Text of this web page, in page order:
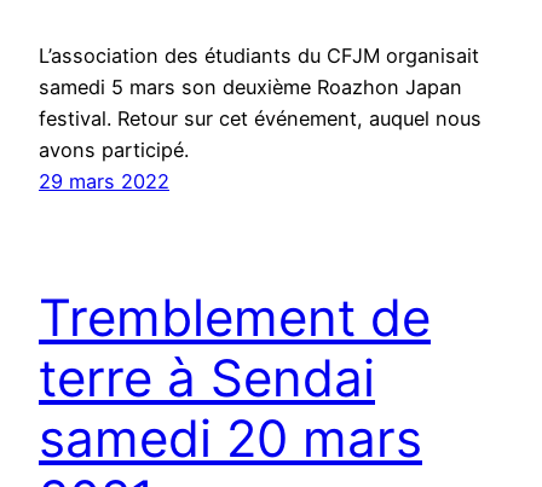
L’association des étudiants du CFJM organisait
samedi 5 mars son deuxième Roazhon Japan
festival. Retour sur cet événement, auquel nous
avons participé.
29 mars 2022
Tremblement de
terre à Sendai
samedi 20 mars